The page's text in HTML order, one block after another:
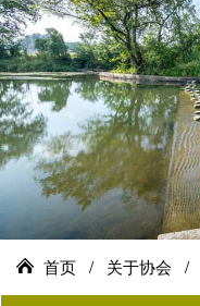
首页 / 关于协会 /